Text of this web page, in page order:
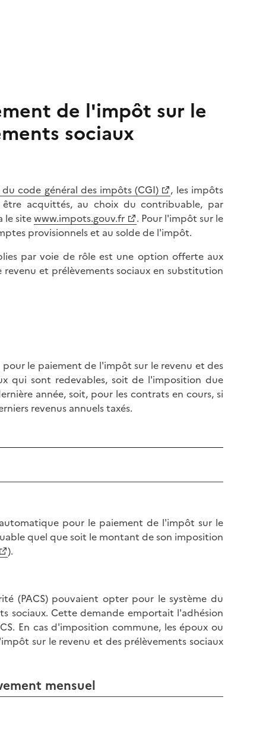
de l'impôt sur le
sociaux
du code général des impôts (CGI)
, les impôts
acquittés, au choix du contribuable, par
le sitewww.impots.gouv.fr
. Pour l'impôt sur le
provisionnels et au solde de l'impôt.
par voie de rôle est une option offerte aux
et prélèvements sociaux en substitution
le paiement de l'impôt sur le revenu et des
qui sont redevables, soit de l'imposition due
année, soit, pour les contrats en cours, si
revenus annuels taxés.
pour le paiement de l'impôt sur le
quel que soit le montant de son imposition
).
(PACS) pouvaient opter pour le système du
sociaux. Cette demande emportait l'adhésion
En cas d'imposition commune, les époux ou
sur le revenu et des prélèvements sociaux
mensuel